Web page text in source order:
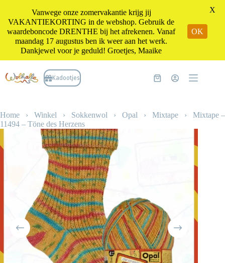
naar
de
Kadootjes Winkelwagen
Home › Winkel › Sokkenwol › Opal › Mixtape › Mixtape –
11494 – Töne des Herzens
Vanwege onze zomervakantie krijg jij
VAKANTIEKORTING in de webshop. Gebruik de
waardeboncode DRENTHE bij het afrekenen. Vanaf
maandag 17 augustus ben ik weer aan het werk.
Dankjewel voor je geduld! Groetjes, Maaike
OK
X